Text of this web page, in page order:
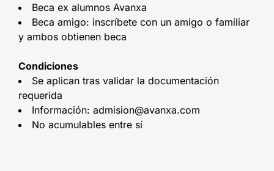
Beca ex alumnos Avanxa
Beca amigo: inscríbete con un amigo o familiar
y ambos obtienen beca
Condiciones
Se aplican tras validar la documentación
requerida
Información: admision@avanxa.com
No acumulables entre sí